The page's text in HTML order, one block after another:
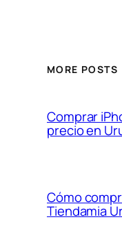
MORE POSTS
Comprar
precio en
Cómo
Tiendamia